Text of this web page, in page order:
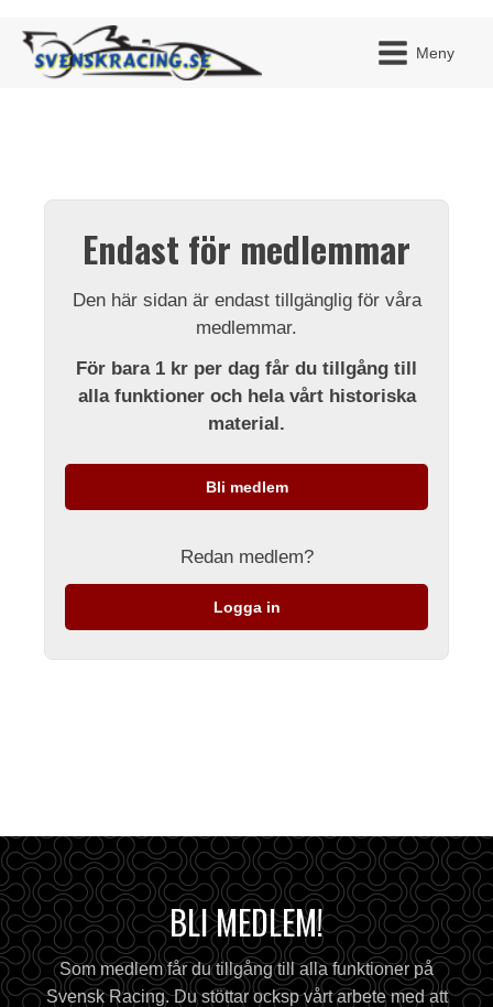
Meny
Endast för medlemmar
Den här sidan är endast tillgänglig för våra
medlemmar.
För bara 1 kr per dag får du tillgång till
alla funktioner och hela vårt historiska
material.
Bli medlem
Redan medlem?
Logga in
BLI MEDLEM!
Som medlem får du tillgång till alla funktioner på
Svensk Racing. Du stöttar ocksp vårt arbete med att